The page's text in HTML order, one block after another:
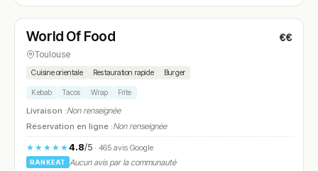
N° 15
World Of Food €€
Toulouse
Cuisine orientale Restauration rapide Burger
Kebab Tacos Wrap Frite
Livraison :Non renseignée
Réservation en ligne :Non renseignée
★★★★★4.8/5· 465 avis Google
RANKEAT
Aucun avis par la communauté